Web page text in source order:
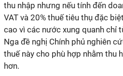
thu nhập nhưng nếu tính đến
VAT và 20% thuế tiêu thụ đặc
cao vì các nước xung quanh chỉ
Nga đề nghị Chính phủ nghiên
thuế này cho phù hợp nhằm thu
hơn.